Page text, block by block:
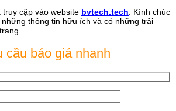
cập vào website bvtech.tech . Kính chúc
thông tin hữu ích và có những trải
cầu báo giá nhanh